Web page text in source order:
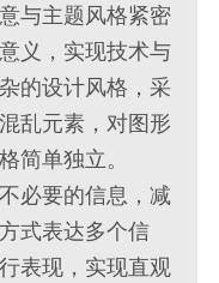
与主题风格紧密
义，实现技术与
的设计风格，采
乱元素，对图形
简单独立。
必要的信息，减
式表达多个信
表现，实现直观